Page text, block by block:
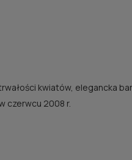
kwiatów, elegancka
czerwcu 2008 r.